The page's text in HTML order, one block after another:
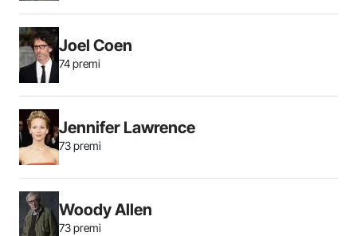
Joel Coen
74 premi
Jennifer Lawrence
73 premi
Woody Allen
73 premi